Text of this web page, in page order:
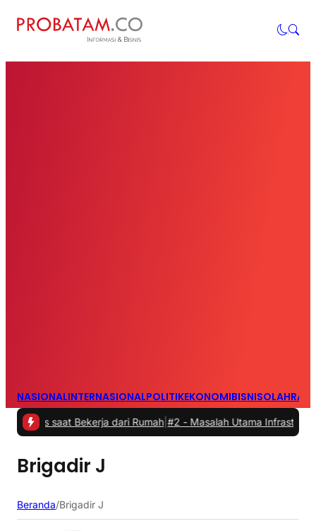
NASIONALINTERNASIONALPOLITIKEKONOMIBISNIS
saat Bekerja dari Rumah| #2 -Masalah Utama Infrastruktur
Brigadir J
Beranda/Brigadir J